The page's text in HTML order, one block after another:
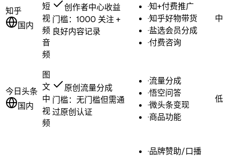
知乎
国内
短
视
频
音
频
创作者中心收益
门槛： 1000 关注 +
良好内容记录
·知+付费推广
·知乎好物带货
·盐选会员分成
·付费咨询
中
今日头条
国内
图
文
中
视
频
原创流量分成
门槛： 无门槛但需通
过原创认证
·流量分成
·悟空问答
·微头条变现
·商品功能
低
·品牌赞助/口播